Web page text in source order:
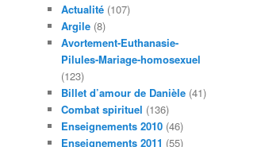
c
h
Actualité (107)
Argile (8)
Avortement-Euthanasie-
Pilules-Mariage-homosexuel
(123)
Billet d’amour de Danièle (41)
Combat spirituel (136)
Enseignements 2010 (46)
Enseignements 2011 (55)